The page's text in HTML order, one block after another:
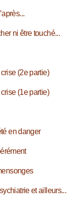
ni être touché...
(2e partie)
(1e partie)
en danger
et ailleurs...